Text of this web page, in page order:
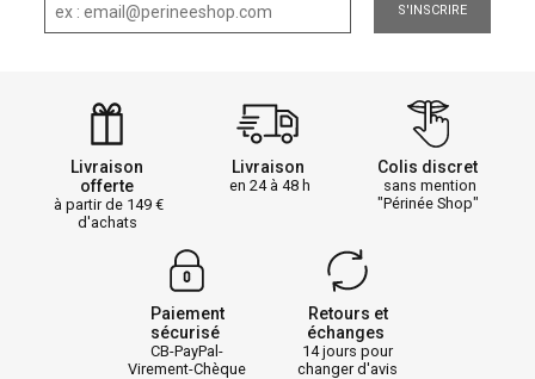
S'INSCRIRE
Livraison
offerte
à partir de 149
d'achats
Livraison
en 24 à 48 h
Colis discret
sans mention
"Périnée Shop"
Paiement
sécurisé
CB-PayPal-
Virement-Chèque
Retours et
échanges
14 jours pour
changer d'avis